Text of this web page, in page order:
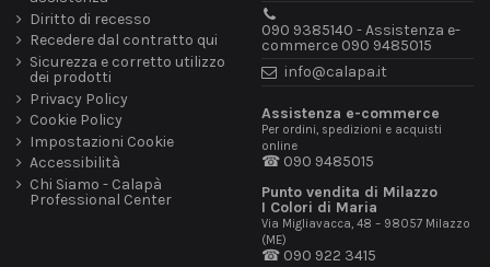
Diritto di recesso
Recedere dal contratto qui
Sicurezza e corretto utilizzo
dei prodotti
Privacy Policy
Cookie Policy
Impostazioni Cookie
Accessibilità
Chi Siamo - Calapà
Professional Center
090 9385140 - Assistenza e-
commerce 090 9485015
info@calapa.it
Assistenza e-commerce
Per ordini, spedizioni e acquisti
online
☎ 090 9485015
Punto vendita di Milazzo
I Colori di Maria
Via Migliavacca, 48 – 98057 Milazzo
(ME)
☎ 090 922 3415